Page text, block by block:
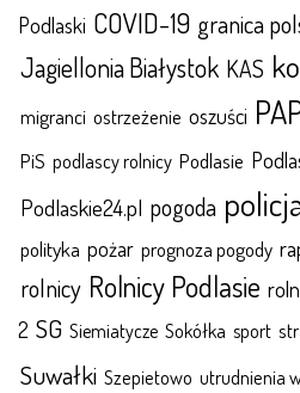
Podlaski COVID-19 granica
Jagiellonia Białystok KAS
migranci ostrzeżenie oszuści
PiS podlascy rolnicy Podlasie
Podlaskie24.pl pogoda
polityka pożar prognoza pogody
rolnicy Rolnicy Podlasie
2 SG Siemiatycze Sokółka sport
Suwałki Szepietowo utrudnienia